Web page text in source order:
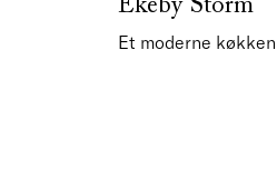
Ekeby Storm
Et moderne